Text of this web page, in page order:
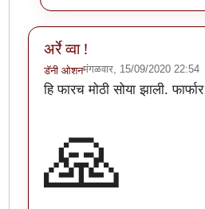
अर्रे व्वा !
डॅनी ओशनमंगळवार, 15/09/2020 22:54
हि फारच मोठी सोया झाली.
🙏